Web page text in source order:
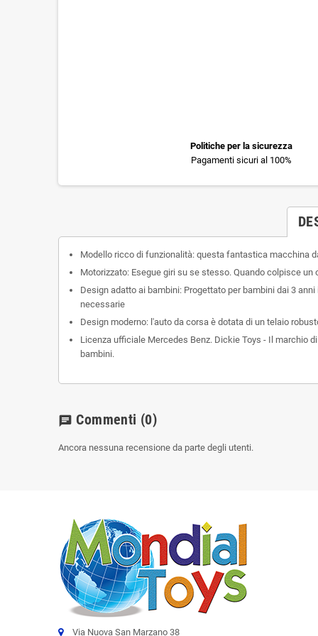
Politiche per la sicurezza
Pagamenti sicuri al 100%
Modello ricco di funzionalità: questa fantastica macchina
Motorizzato: Esegue giri su se stesso. Quando colpisce
Design adatto ai bambini: Progettato per bambini dai 3
necessarie
Design moderno: l'auto da corsa è dotata di un telaio
Licenza ufficiale Mercedes Benz. Dickie Toys - Il marchio
bambini.
chat Commenti (0)
Ancora nessuna recensione da parte degli utenti.
Via Nuova San Marzano 38